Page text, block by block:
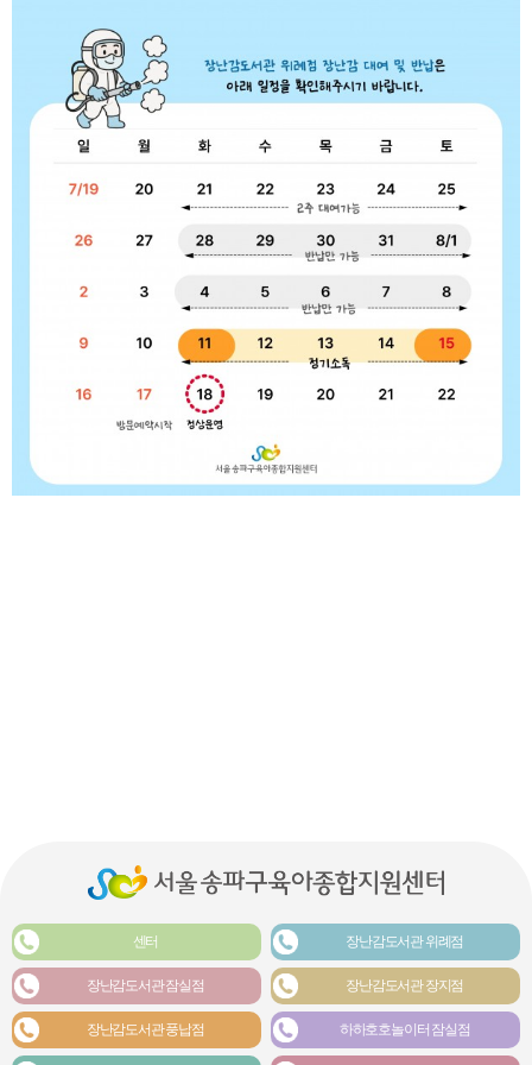
센터 장난감도서관 위례점
장난감도서관 잠실점 장난감도서관 장지점
장난감도서관 풍납점 하하호호놀이터 잠실점